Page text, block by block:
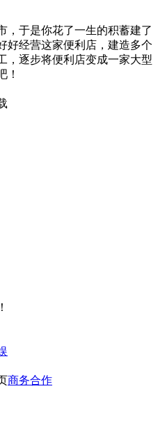
，于是你花了一生的积蓄建了
好经营这家便利店，建造多个
，逐步将便利店变成一家大型
！
商务合作